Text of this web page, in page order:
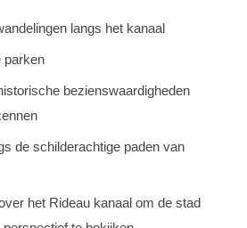
langs het kanaal
parken
bezienswaardigheden
de schilderachtige paden van
het Rideau kanaal om de stad